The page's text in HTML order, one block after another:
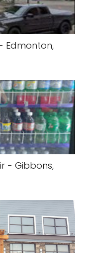
Edmonton,
- Gibbons,